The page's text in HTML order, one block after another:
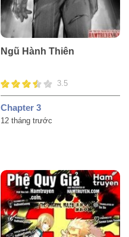
Ngũ Hành Thiên
3.5
Chapter 3
12 tháng trước